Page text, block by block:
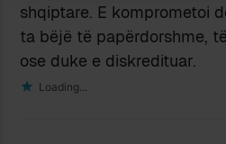
shqiptare. E komprometoi
ta bëjë të papërdorshme,
ose duke e diskredituar.
Loading...